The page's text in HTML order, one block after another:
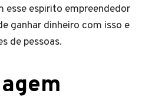
esse espirito empreendedor
ganhar dinheiro com isso e
de pessoas.